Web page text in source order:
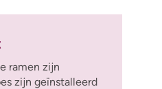
ramen zijn
zijn geïnstalleerd